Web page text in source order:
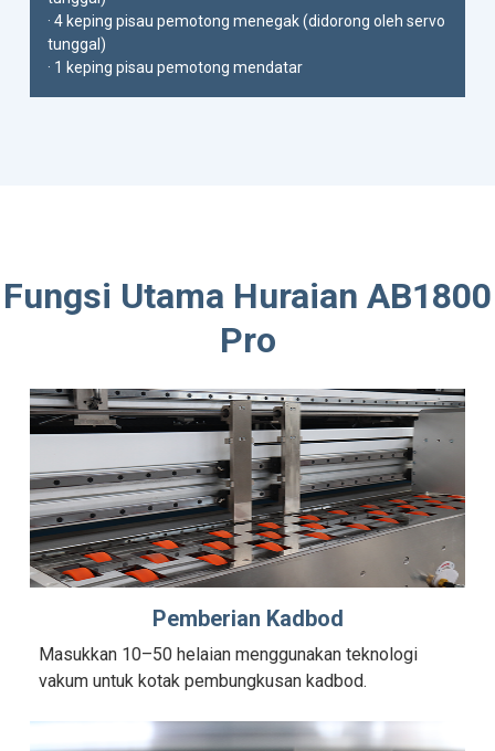
· 4 keping pisau pemotong menegak (didorong oleh servo
tunggal)
· 1 keping pisau pemotong mendatar
Fungsi Utama Huraian AB1800
Pro
Pemberian Kadbod
Masukkan 10–50 helaian menggunakan teknologi
vakum untuk kotak pembungkusan kadbod.